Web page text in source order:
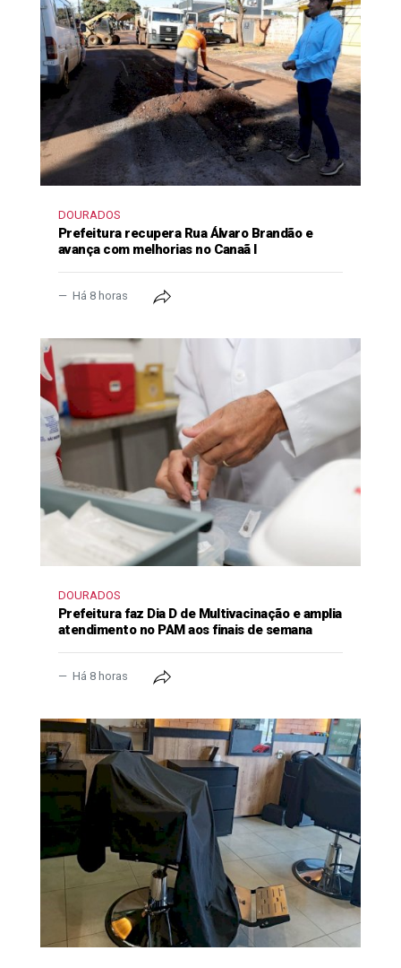
DOURADOS
Prefeitura recupera Rua Álvaro Brandão e
avança com melhorias no Canaã I
Há 8 horas
DOURADOS
Prefeitura faz Dia D de Multivacinação e amplia
atendimento no PAM aos finais de semana
Há 8 horas